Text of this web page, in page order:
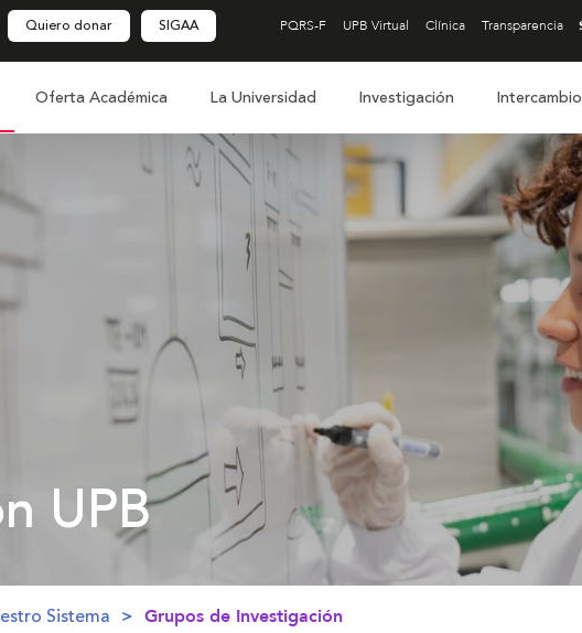
Quiero donar SIGAA PQRS-F UPB Virtual Clínica Transparencia
Oferta Académica La Universidad Investigación Intercambio
UPB
UPB
Sistema Grupos de Investigación